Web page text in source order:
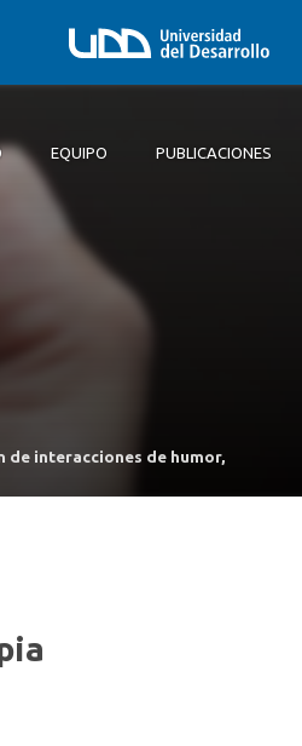
EQUIPO PUBLICACIONES
de interacciones de humor,